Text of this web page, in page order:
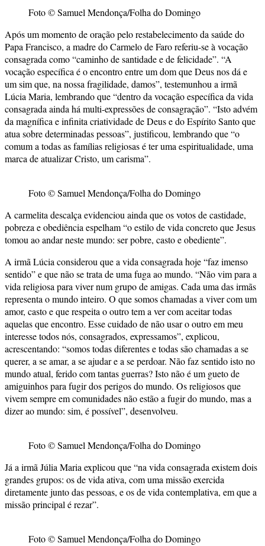
Foto © Samuel Mendonça/Folha do Domingo
Após um momento de oração pelo restabelecimento da saúde do
Papa Francisco, a madre do Carmelo de Faro referiu-se à vocação
consagrada como “caminho de santidade e de felicidade”. “A
vocação específica é o encontro entre um dom que Deus nos dá e
um sim que, na nossa fragilidade, damos”, testemunhou a irmã
Lúcia Maria, lembrando que “dentro da vocação específica da vida
consagrada ainda há multi-expressões de consagração”. “Isto advém
da magnífica e infinita criatividade de Deus e do Espírito Santo que
atua sobre determinadas pessoas”, justificou, lembrando que “o
comum a todas as famílias religiosas é ter uma espiritualidade, uma
marca de atualizar Cristo, um carisma”.
Foto © Samuel Mendonça/Folha do Domingo
A carmelita descalça evidenciou ainda que os votos de castidade,
pobreza e obediência espelham “o estilo de vida concreto que Jesus
tomou ao andar neste mundo: ser pobre, casto e obediente”.
A irmã Lúcia considerou que a vida consagrada hoje “faz imenso
sentido” e que não se trata de uma fuga ao mundo. “Não vim para a
vida religiosa para viver num grupo de amigas. Cada uma das irmãs
representa o mundo inteiro. O que somos chamadas a viver com um
amor, casto e que respeita o outro tem a ver com aceitar todas
aquelas que encontro. Esse cuidado de não usar o outro em meu
interesse todos nós, consagrados, expressamos”, explicou,
acrescentando: “somos todas diferentes e todas são chamadas a se
querer, a se amar, a se ajudar e a se perdoar. Não faz sentido isto no
mundo atual, ferido com tantas guerras? Isto não é um gueto de
amiguinhos para fugir dos perigos do mundo. Os religiosos que
vivem sempre em comunidades não estão a fugir do mundo, mas a
dizer ao mundo: sim, é possível”, desenvolveu.
Foto © Samuel Mendonça/Folha do Domingo
Já a irmã Júlia Maria explicou que “na vida consagrada existem dois
grandes grupos: os de vida ativa, com uma missão exercida
diretamente junto das pessoas, e os de vida contemplativa, em que a
missão principal é rezar”.
Foto © Samuel Mendonça/Folha do Domingo